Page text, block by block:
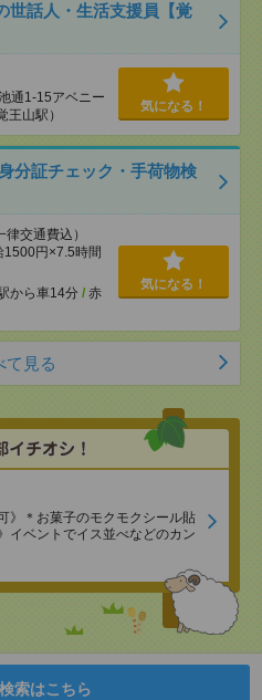
世話人・生活支援員【覚
通1-15アベニー
山駅）
気になる！
分証チェック・手荷物検
交通費込）
円×7.5時間
から車14分 / 赤
気になる！
て見る
》＊お菓子のモクモクシール貼
イベントでイス並べなどのカン
索はこちら